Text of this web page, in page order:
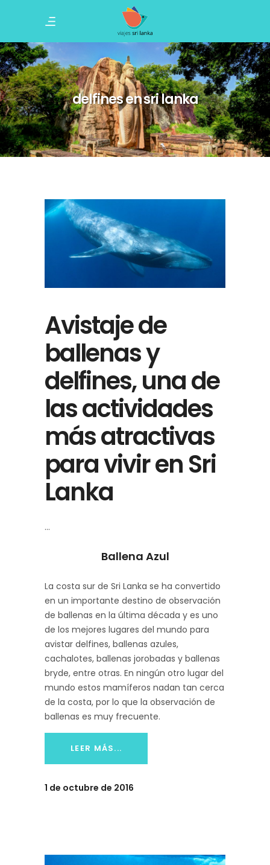
delfines en sri lanka
Avistaje de
ballenas y
delfines, una de
las actividades
más atractivas
para vivir en Sri
Lanka
Ballena Azul
La costa sur de Sri Lanka se ha convertido
en un importante destino de observación
de ballenas en la última década y es uno
de los mejores lugares del mundo para
avistar delfines, ballenas azules,
cachalotes, ballenas jorobadas y ballenas
bryde, entre otras. En ningún otro lugar del
mundo estos mamíferos nadan tan cerca
de la costa, por lo que la observación de
ballenas es muy frecuente.
LEER MÁS...
1 de octubre de 2016